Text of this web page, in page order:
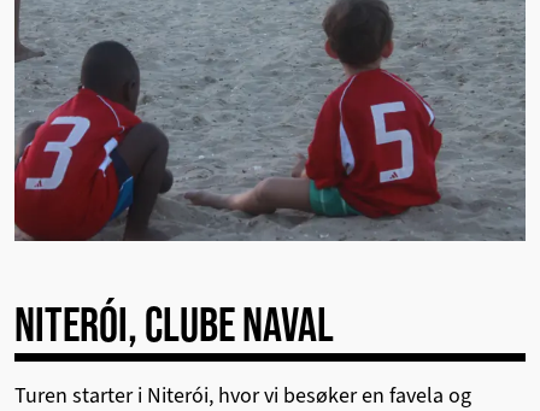
NITERÓI, CLUBE NAVAL
Turen starter i Niterói, hvor vi besøker en favela og